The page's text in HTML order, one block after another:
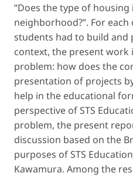
“Does the type of
neighborhood?”. For
students had to build and
context, the present
problem: how does the
presentation of projects
help in the educational
perspective of STS
problem, the present
discussion based on the
purposes of STS
Kawamura. Among the